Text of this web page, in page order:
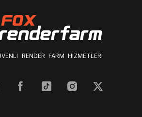
RENDER FARM HIZMETLERI